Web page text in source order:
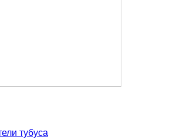
тубуса